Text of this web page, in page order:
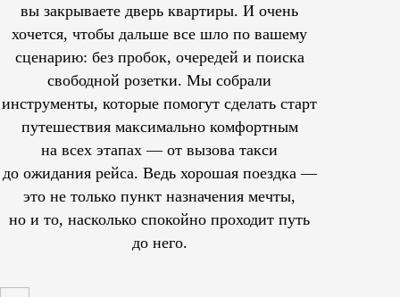
вы закрываете дверь квартиры. И очень
хочется, чтобы дальше все шло по вашему
сценарию: без пробок, очередей и поиска
свободной розетки. Мы собрали
инструменты, которые помогут сделать старт
путешествия максимально комфортным
на всех этапах — от вызова такси
до ожидания рейса. Ведь хорошая поездка —
это не только пункт назначения мечты,
но и то, насколько спокойно проходит путь
до него.